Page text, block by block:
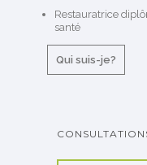
Restauratrice
santé
Qui suis-je?